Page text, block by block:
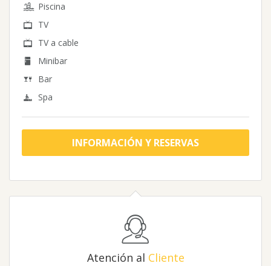
Piscina
TV
TV a cable
Minibar
Bar
Spa
INFORMACIÓN Y RESERVAS
Atención al Cliente